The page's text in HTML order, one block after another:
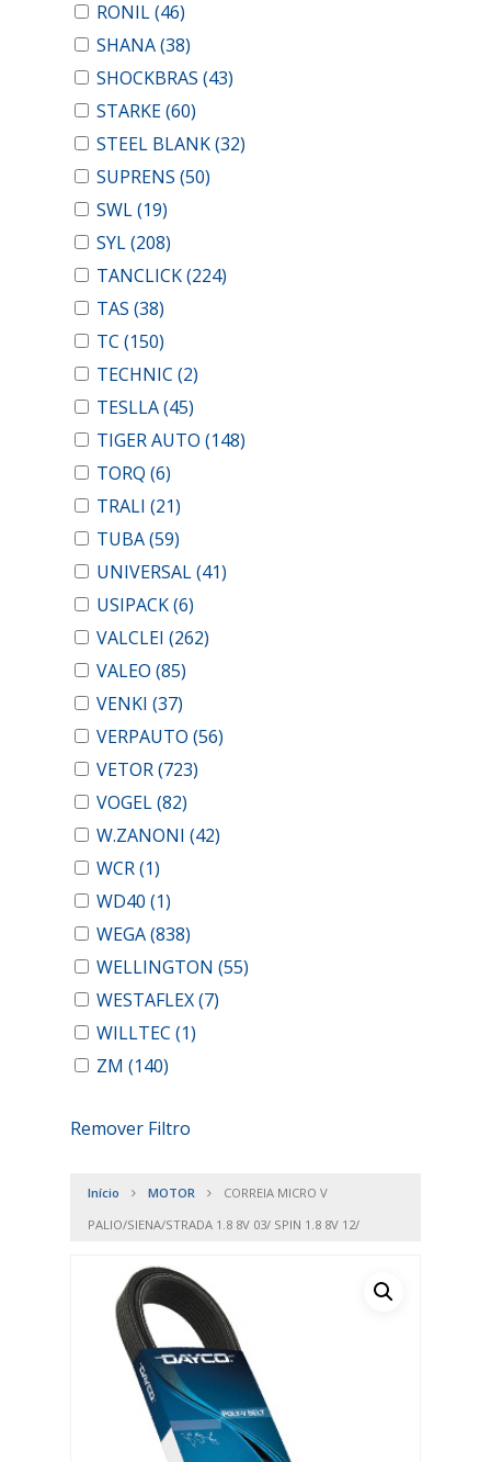
RONIL(46)
SHANA(38)
SHOCKBRAS (43)
STARKE(60)
STEEL BLANK(32)
SUPRENS (50)
SWL(19)
SYL(208)
TANCLICK(224)
TAS (38)
TC (150)
TECHNIC (2)
TESLLA(45)
TIGER AUTO (148)
TORQ (6)
TRALI (21)
TUBA(59)
UNIVERSAL(41)
USIPACK(6)
VALCLEI (262)
VALEO (85)
VENKI (37)
VERPAUTO (56)
VETOR(723)
VOGEL(82)
W.ZANONI (42)
WCR(1)
WD40 (1)
WEGA(838)
WELLINGTON (55)
WESTAFLEX(7)
WILLTEC (1)
ZM (140)
Remover Filtro
Início MOTOR
CORREIA MICRO V
PALIO/SIENA/STRADA 1.8 8V 03/ SPIN 1.8 8V 12/